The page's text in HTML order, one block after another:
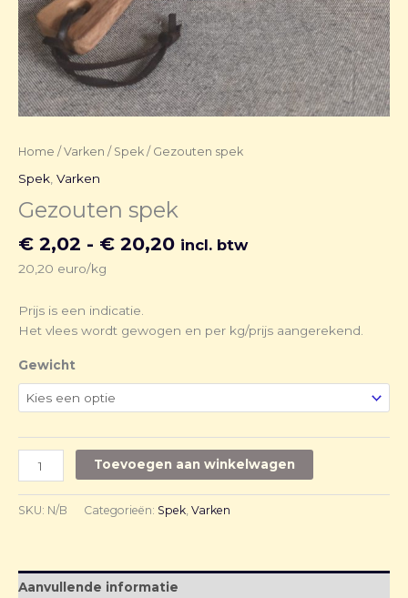
Home /Varken / Spek / Gezouten spek
Spek, Varken
Gezouten spek
€ 2,02 - € 20,20 incl. btw
20,20 euro/kg
Prijs is een indicatie.
Het vlees wordt gewogen en per kg/prijs aangerekend.
Gewicht
Toevoegen aan winkelwagen
SKU: N/B Categorieën: Spek Varken
Aanvullende informatie